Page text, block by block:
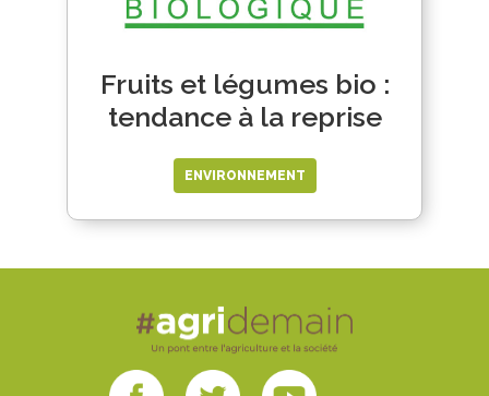
Fruits et légumes bio :
tendance à la reprise
ENVIRONNEMENT